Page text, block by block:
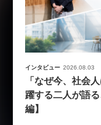
インタビュー 2026.08.03
「なぜ今、社会
躍する二人が語
編】